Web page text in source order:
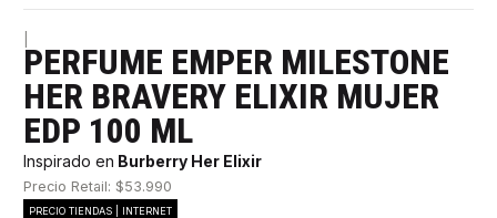
PERFUME EMPER MILESTONE
HER BRAVERY ELIXIR MUJER
EDP 100 ML
Inspirado en Burberry Her Elixir
Precio Retail: $53.990
PRECIO TIENDAS | INTERNET